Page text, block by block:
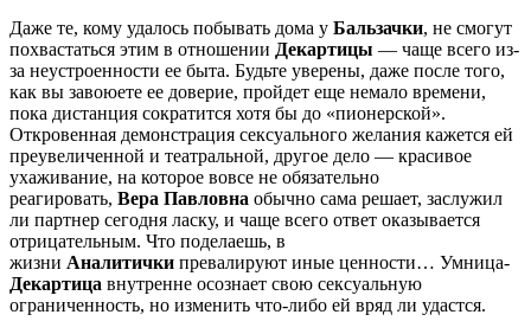
Даже те, кому удалось побывать дома у Бальзачки, не смогут
похвастаться этим в отношении Декартицы — чаще всего из-
за неустроенности ее быта. Будьте уверены, даже после того,
как вы завоюете ее доверие, пройдет еще немало времени,
пока дистанция сократится хотя бы до «пионерской».
Откровенная демонстрация сексуального желания кажется ей
преувеличенной и театральной, другое дело — красивое
ухаживание, на которое вовсе не обязательно
реагировать, Вера Павловна обычно сама решает, заслужил
ли партнер сегодня ласку, и чаще всего ответ оказывается
отрицательным. Что поделаешь, в
жизни Аналитички превалируют иные ценности… Умница-
Декартица внутренне осознает свою сексуальную
ограниченность, но изменить что-либо ей вряд ли удастся.